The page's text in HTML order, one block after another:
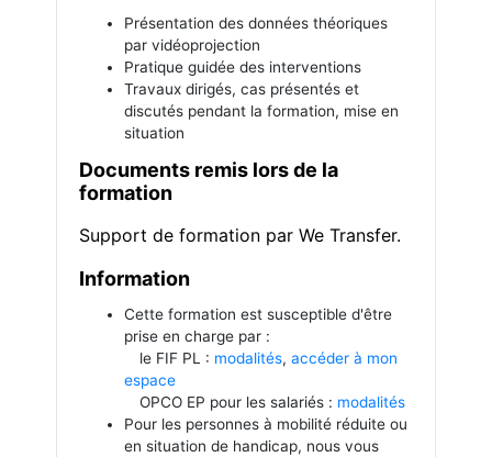
Présentation des données théoriques
par vidéoprojection
Pratique guidée des interventions
Travaux dirigés, cas présentés et
discutés pendant la formation, mise en
situation
Documents remis lors de la
formation
Support de formation par We Transfer.
Information
Cette formation est susceptible d'être
prise en charge par :
le FIF PL : modalités, accéder à mon
espace
OPCO EP pour les salariés : modalités
Pour les personnes à mobilité réduite ou
en situation de handicap, nous vous